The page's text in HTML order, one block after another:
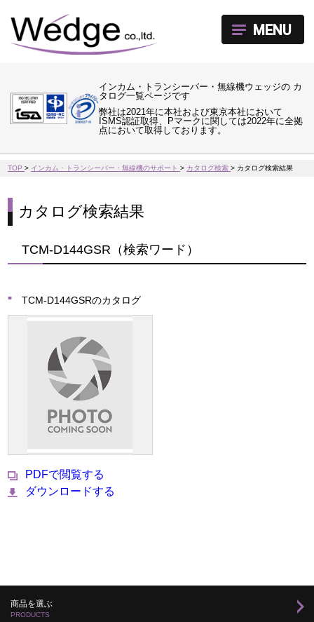
インカム・トランシーバー・無線機ウェッジの カ
タログ一覧ページです
弊社は2021年に本社および東京本社において
ISMS認証取得、Pマークに関しては2022年に全拠
点において取得しております。
MENU
TOP> インカム・トランシーバー・無線機のサポート> カタログ検索> カタログ検索結果
カタログ検索結果
TCM-D144GSR（検索ワード）
TCM-D144GSRのカタログ
PDFで閲覧する
ダウンロードする
商品を選ぶ
PRODUCTS